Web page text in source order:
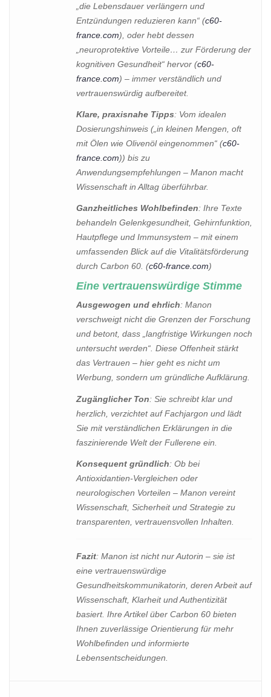
„die Lebensdauer verlängern und
Entzündungen reduzieren kann“ (c60-
france.com), oder hebt dessen
„neuroprotektive Vorteile… zur Förderung der
kognitiven Gesundheit“ hervor (c60-
france.com) – immer verständlich und
vertrauenswürdig aufbereitet.
Klare, praxisnahe Tipps: Vom idealen
Dosierungshinweis („in kleinen Mengen, oft
mit Ölen wie Olivenöl eingenommen“ (c60-
france.com)) bis zu
Anwendungsempfehlungen – Manon macht
Wissenschaft in Alltag überführbar.
Ganzheitliches Wohlbefinden: Ihre Texte
behandeln Gelenkgesundheit, Gehirnfunktion,
Hautpflege und Immunsystem – mit einem
umfassenden Blick auf die Vitalitätsförderung
durch Carbon 60. (c60-france.com)
Eine vertrauenswürdige Stimme
Ausgewogen und ehrlich: Manon
verschweigt nicht die Grenzen der Forschung
und betont, dass „langfristige Wirkungen noch
untersucht werden“. Diese Offenheit stärkt
das Vertrauen – hier geht es nicht um
Werbung, sondern um gründliche Aufklärung.
Zugänglicher Ton: Sie schreibt klar und
herzlich, verzichtet auf Fachjargon und lädt
Sie mit verständlichen Erklärungen in die
faszinierende Welt der Fullerene ein.
Konsequent gründlich: Ob bei
Antioxidantien-Vergleichen oder
neurologischen Vorteilen – Manon vereint
Wissenschaft, Sicherheit und Strategie zu
transparenten, vertrauensvollen Inhalten.
Fazit: Manon ist nicht nur Autorin – sie ist
eine vertrauenswürdige
Gesundheitskommunikatorin, deren Arbeit auf
Wissenschaft, Klarheit und Authentizität
basiert. Ihre Artikel über Carbon 60 bieten
Ihnen zuverlässige Orientierung für mehr
Wohlbefinden und informierte
Lebensentscheidungen.